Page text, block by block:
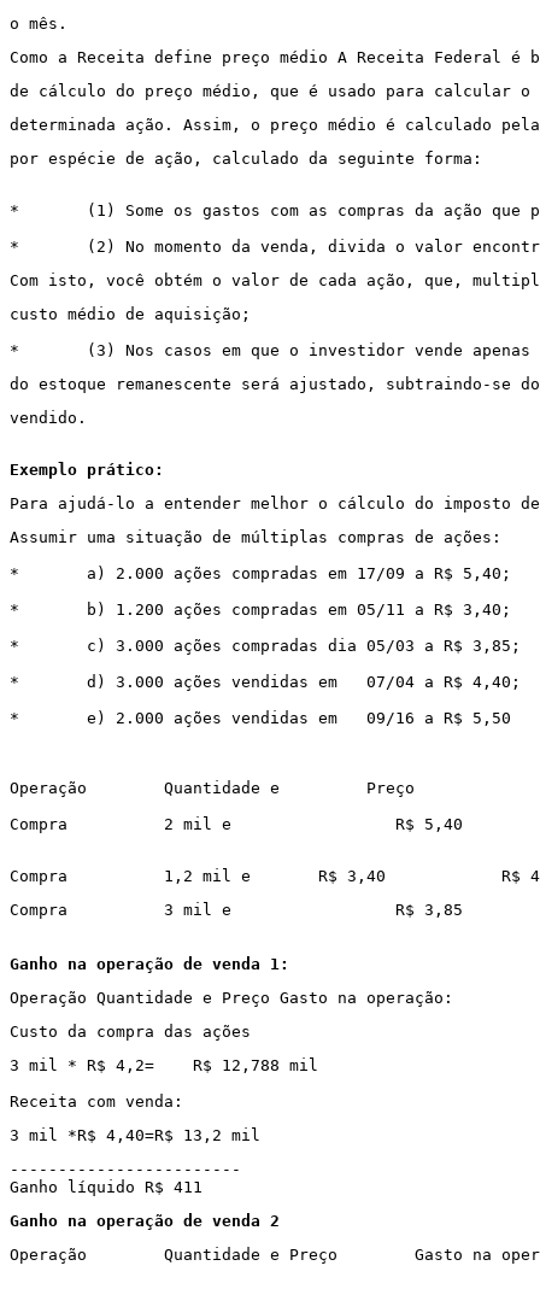
o mês.
Como a Receita define preço médio A Receita Federal
de cálculo do preço médio, que é usado para calcular o
determinada ação. Assim, o preço médio é calculado
por espécie de ação, calculado da seguinte forma:
*
(1) Some os gastos com as compras da ação
*
(2) No momento da venda, divida o valor
Com isto, você obtém o valor de cada ação, que,
custo médio de aquisição;
*
(3) Nos casos em que o investidor vende
do estoque remanescente será ajustado, subtraindo-
vendido.
Exemplo prático:
Para ajudá-lo a entender melhor o cálculo do imposto
Assumir uma situação de múltiplas compras de ações:
*
a) 2.000 ações compradas em 17/09 a R$ 5,40;
*
b) 1.200 ações compradas em 05/11 a R$ 3,40;
*
c) 3.000 ações compradas dia 05/03 a R$ 3,85;
*
d) 3.000 ações vendidas em
07/04 a R$ 4,40;
*
e) 2.000 ações vendidas em 09/16 a R$ 5,50
Operação Quantidade e
Preço
Compra
2 mil e R$ 5,40
Compra 1,2 mil e R$ 3,40
R$
Compra
3 mil e R$ 3,85
Ganho na operação de venda 1:
Operação Quantidade e Preço Gasto na operação:
Custo da compra das ações
3 mil * R$ 4,2=
R$ 12,788 mil
Receita com venda:
3 mil *R$ 4,40=R$ 13,2 mil
------------------------
Ganho líquido R$ 411
Ganho na operação de venda 2
Operação
Quantidade e Preço Gasto na